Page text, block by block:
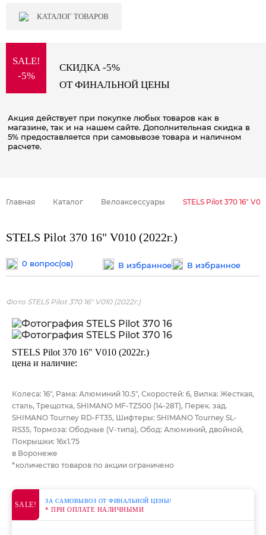
КАТАЛОГ ТОВАРОВ
SALE!
-5%
СКИДКА -5%
ОТ ФИНАЛЬНОЙ ЦЕНЫ
Акция действует при покупке любых товаров как в
магазине, так и на нашем сайте. Дополнительная скидка в
5% предоставляется при самовывозе товара и наличном
расчете.
Главная Каталог Велоаксессуары STELS Pilot 370 16"
STELS Pilot 370 16" V010 (2022г.)
0 вопрос(ов) В избранное В избранное
Фото STELS Pilot 370 16" V010 (2022г.)
STELS Pilot 370 16" V010 (2022г.)
цена и наличие:
Колеса: 16", Рама: Алюминий 10.5", Скоростей: 6, Вилка: Жесткая,
сталь, Трещотка, SHIMANO MF-TZ500 (14-28T), Перек. зад.
SHIMANO Tourney RD-FT35, Шифтеры: SHIMANO Tourney SL-
RS35, Тормоза: Ободные (V-типа), Обод: Алюминий, двойной,
Покрышки: 16x1.75
в Воронеже
*количество товаров по акции ограничено
SALE! ЗА САМОВЫВОЗ ОТ ФИНАЛЬНОЙ ЦЕНЫ!
* ПРИ ОПЛАТЕ НАЛИЧНЫМИ